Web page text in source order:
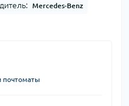
Mercedes-Benz
почтоматы